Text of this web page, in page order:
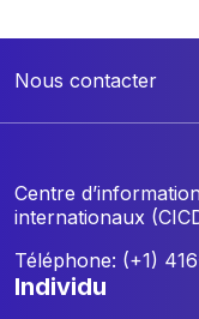
Nous contacter
Centre
internationaux
Téléphone: (+1)
individu